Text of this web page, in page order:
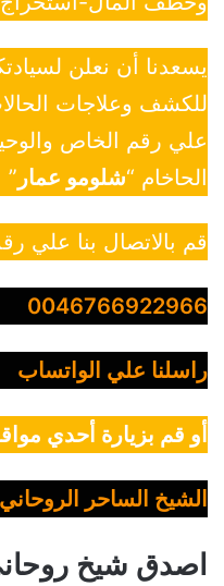
يسعدنا أن نعلن
للكشف وعلاجات
علي رقم الخاص
الحاخام “شلومو عمار ”
قم بالاتصال بنا علي
0046766922966
راسلنا علي الواتساب
أو قم بزيارة أحدي
الشيخ الساحر الروحاني
اصدق شيخ